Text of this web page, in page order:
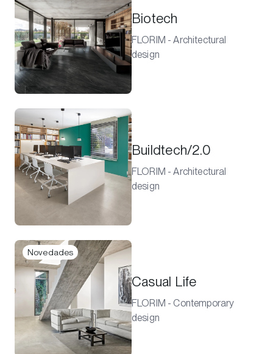
Biotech
FLORIM - Architectural
design
Buildtech/2.0
FLORIM - Architectural
design
Novedades
Casual Life
FLORIM - Contemporary
design